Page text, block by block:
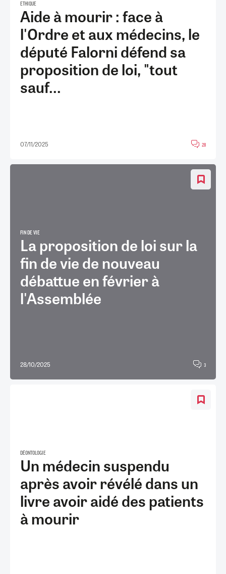
ETHIQUE
Aide à mourir : face à
l'Ordre et aux médecins, le
député Falorni défend sa
proposition de loi, "tout
sauf...
07/11/2025 28
FIN DE VIE
La proposition de loi sur la
fin de vie de nouveau
débattue en février à
l'Assemblée
28/10/2025 3
DÉONTOLOGIE
Un médecin suspendu
après avoir révélé dans un
livre avoir aidé des patients
à mourir